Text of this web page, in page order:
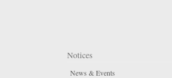
Notices
News & Events